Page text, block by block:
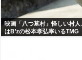
映画「八つ墓村」怪しい村
はB’zの松本孝弘率いるTMG